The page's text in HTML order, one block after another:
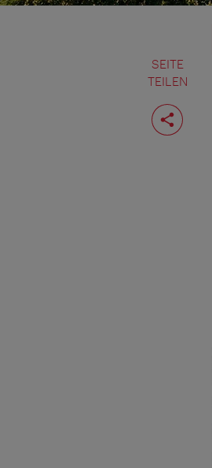
SEITE
TEILEN
Seite
teilen